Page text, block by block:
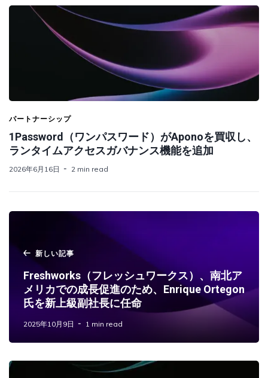
パートナーシップ
1Password（ワンパスワード）がAponoを買収し、
ランタイムアクセスガバナンス機能を追加
2026年6月16日 2 min read
新しい記事
Freshworks（フレッシュワークス）、南北ア
メリカでの成長促進のため、Enrique Ortegon
氏を新上級副社長に任命
2025年10月9日 1 min read